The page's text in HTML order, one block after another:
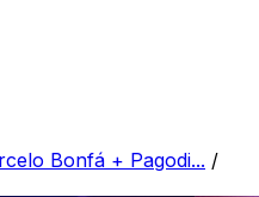
Bonfá + Pagodi... /